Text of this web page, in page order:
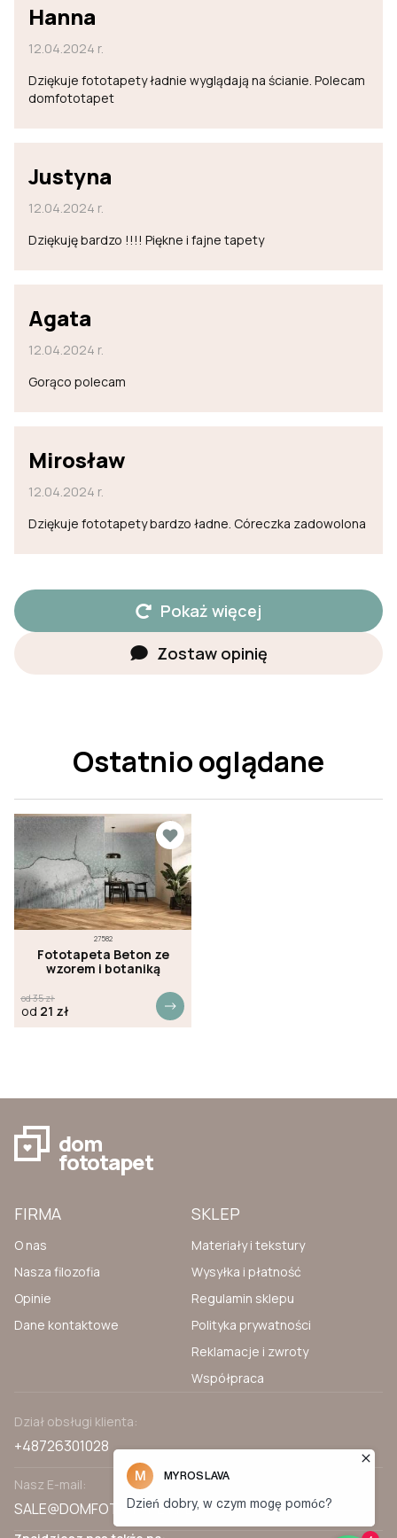
Hanna
12.04.2024 r.
Dziękuje fototapety ładnie wyglądają na ścianie. Polecam
domfototapet
Justyna
12.04.2024 r.
Dziękuję bardzo !!!! Piękne i fajne tapety
Agata
12.04.2024 r.
Gorąco polecam
Mirosław
12.04.2024 r.
Dziękuje fototapety bardzo ładne. Córeczka zadowolona
Pokaż więcej
Zostaw opinię
Ostatnio oglądane
27582
Fototapeta Beton ze
wzorem i botaniką
od35zł
od 21 zł
dom
fototapet
FIRMA
O nas
Nasza filozofia
Opinie
Dane kontaktowe
SKLEP
Materiały i tekstury
Wysyłka i płatność
Regulamin sklepu
Polityka prywatności
Reklamacje i zwroty
Współpraca
Dział obsługi klienta:
+48726301028
Nasz E-mail:
SALE@DOMFOTOTAPET.PL